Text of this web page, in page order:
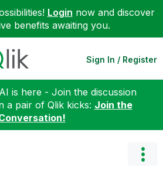
Login now and discover
benefits awaiting you.
Sign In / Register
is here - Join the discussion
a pair of Qlik kicks: Join the